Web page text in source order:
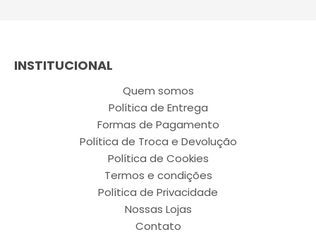
INSTITUCIONAL
Quem somos
Política de Entrega
Formas de Pagamento
Política de Troca e Devolução
Política de Cookies
Termos e condições
Política de Privacidade
Nossas Lojas
Contato